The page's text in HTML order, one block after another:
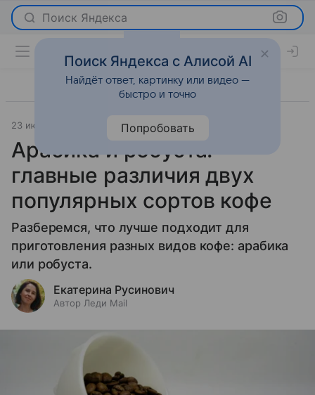
Поиск Яндекса
23 июля 2025 О важном
Арабика и робуста:
главные различия двух
популярных сортов кофе
Разберемся, что лучше подходит для
приготовления разных видов кофе: арабика
или робуста.
Екатерина Русинович
Автор Леди Mail
Поиск Яндекса с Алисой AI
Найдёт ответ, картинку или видео —
быстро и точно
Попробовать